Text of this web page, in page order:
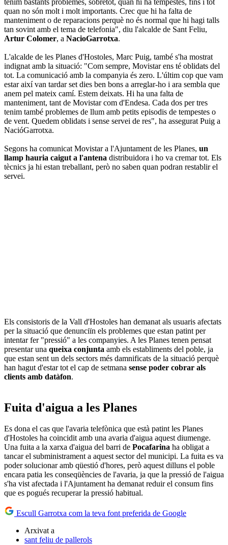
quan no són molt i molt importants. Crec que hi ha falta de
manteniment o de reparacions perquè no és normal que hi hagi talls
tan sovint amb el tema de telefonia", diu l'alcalde de Sant Feliu,
Artur Colomer, a NacioGarrotxa.
L'alcalde de les Planes d'Hostoles, Marc Puig, també s'ha mostrat
indignat amb la situació: "Com sempre, Movistar ens té oblidats del
tot. La comunicació amb la companyia és zero. L'últim cop que vam
estar així van tardar set dies ben bons a arreglar-ho i ara sembla que
anem pel mateix camí. Estem deixats. Hi ha una falta de
manteniment, tant de Movistar com d'Endesa. Cada dos per tres
tenim també problemes de llum amb petits episodis de tempestes o
de vent. Quedem oblidats i sense servei de res", ha assegurat Puig a
NacióGarrotxa.
Segons ha comunicat Movistar a l'Ajuntament de les Planes, un
llamp hauria caigut a l'antena distribuidora i ho va cremar tot. Els
tècnics ja hi estan treballant, però no saben quan podran restablir el
servei.
Els consistoris de la Vall d'Hostoles han demanat als usuaris afectats
per la situació que denunciïn els problemes que estan patint per
intentar fer "pressió" a les companyies. A les Planes tenen pensat
presentar una queixa conjunta amb els establiments del poble, ja
que estan sent un dels sectors més damnificats de la situació perquè
han hagut d'estar tot el cap de setmana sense poder cobrar als
clients amb datàfon.
Fuita d'aigua a les Planes
Es dona el cas que l'avaria telefònica que està patint les Planes
d'Hostoles ha coincidit amb una avaria d'aigua aquest diumenge.
Una fuita a la xarxa d'aigua del barri de Pocafarina ha obligat a
tancar el subministrament a aquest sector del municipi. La fuita es va
poder solucionar amb qüestió d'hores, però aquest dilluns el poble
encara patia les conseqüències de l'avaria, ja que la pressió de l'aigua
s'ha vist afectada i l'Ajuntament ha demanat reduir el consum fins
que es pogués recuperar la pressió habitual.
Escull Garrotxa com la teva font preferida de Google
Arxivat a
sant feliu de pallerols